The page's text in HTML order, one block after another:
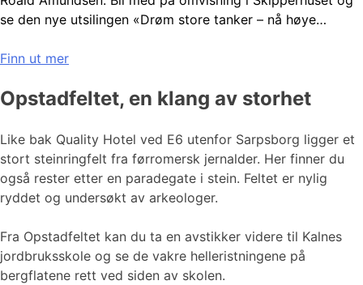
se den nye utsilingen «Drøm store tanker – nå høye…
Finn ut mer
Opstadfeltet, en klang av storhet
Like bak Quality Hotel ved E6 utenfor Sarpsborg ligger et
stort steinringfelt fra førromersk jernalder. Her finner du
også rester etter en paradegate i stein. Feltet er nylig
ryddet og undersøkt av arkeologer.
Fra Opstadfeltet kan du ta en avstikker videre til Kalnes
jordbruksskole og se de vakre helleristningene på
bergflatene rett ved siden av skolen.